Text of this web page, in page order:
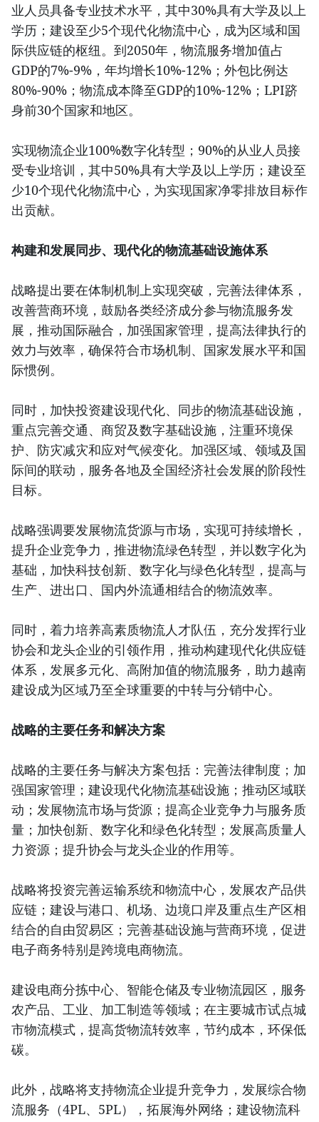
业人员具备专业技术水平，其中30%具有大学及以上
学历；建设至少5个现代化物流中心，成为区域和国
际供应链的枢纽。到2050年，物流服务增加值占
GDP的7%-9%，年均增长10%-12%；外包比例达
80%-90%；物流成本降至GDP的10%-12%；LPI跻
身前30个国家和地区。
实现物流企业100%数字化转型；90%的从业人员接
受专业培训，其中50%具有大学及以上学历；建设至
少10个现代化物流中心，为实现国家净零排放目标作
出贡献。
构建和发展同步、现代化的物流基础设施体系
战略提出要在体制机制上实现突破，完善法律体系，
改善营商环境，鼓励各类经济成分参与物流服务发
展，推动国际融合，加强国家管理，提高法律执行的
效力与效率，确保符合市场机制、国家发展水平和国
际惯例。
同时，加快投资建设现代化、同步的物流基础设施，
重点完善交通、商贸及数字基础设施，注重环境保
护、防灾减灾和应对气候变化。加强区域、领域及国
际间的联动，服务各地及全国经济社会发展的阶段性
目标。
战略强调要发展物流货源与市场，实现可持续增长，
提升企业竞争力，推进物流绿色转型，并以数字化为
基础，加快科技创新、数字化与绿色化转型，提高与
生产、进出口、国内外流通相结合的物流效率。
同时，着力培养高素质物流人才队伍，充分发挥行业
协会和龙头企业的引领作用，推动构建现代化供应链
体系，发展多元化、高附加值的物流服务，助力越南
建设成为区域乃至全球重要的中转与分销中心。
战略的主要任务和解决方案
战略的主要任务与解决方案包括：完善法律制度；加
强国家管理；建设现代化物流基础设施；推动区域联
动；发展物流市场与货源；提高企业竞争力与服务质
量；加快创新、数字化和绿色化转型；发展高质量人
力资源；提升协会与龙头企业的作用等。
战略将投资完善运输系统和物流中心，发展农产品供
应链；建设与港口、机场、边境口岸及重点生产区相
结合的自由贸易区；完善基础设施与营商环境，促进
电子商务特别是跨境电商物流。
建设电商分拣中心、智能仓储及专业物流园区，服务
农产品、工业、加工制造等领域；在主要城市试点城
市物流模式，提高货物流转效率，节约成本，环保低
碳。
此外，战略将支持物流企业提升竞争力，发展综合物
流服务（4PL、5PL），拓展海外网络；建设物流科